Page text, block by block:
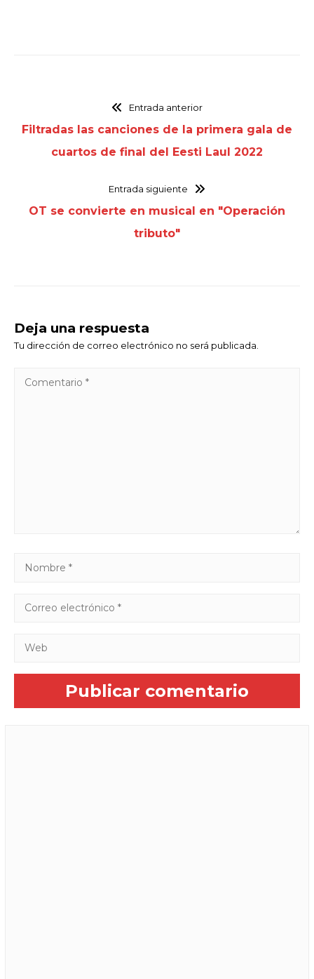
Entrada anterior
Filtradas las canciones de la primera gala de
cuartos de final del Eesti Laul 2022
Entrada siguiente
OT se convierte en musical en "Operación
tributo"
Deja una respuesta
Tu dirección de correo electrónico no será publicada.